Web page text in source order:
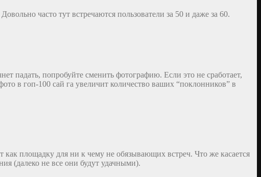
часто тут встречаются пользователи за 50 и даже за 60.
падать, попробуйте сменить фотографию. Если это не сработает,
в гоп-100 сай га увеличит количество ваших “поклонников” в
как площадку для ни к чему не обязывающих встреч. Что же касается
(далеко не все они будут удачными).